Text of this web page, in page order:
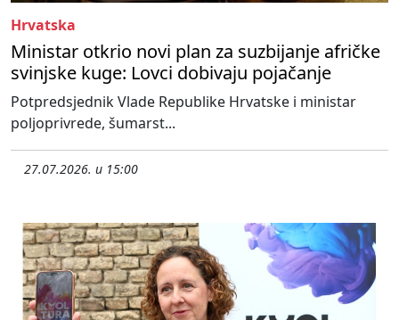
Hrvatska
Ministar otkrio novi plan za suzbijanje afričke
svinjske kuge: Lovci dobivaju pojačanje
Potpredsjednik Vlade Republike Hrvatske i ministar
poljoprivrede, šumarst...
27.07.2026. u 15:00